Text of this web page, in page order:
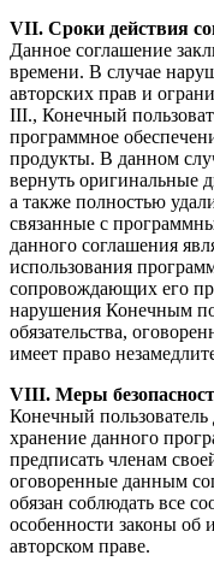
VII. Сроки действия
Данное соглашение
времени. В случае
авторских прав и
III., Конечный
программное
продукты. В данном
вернуть оригинальные
а также полностью
связанные с
данного соглашения
использования
сопровождающих его
нарушения Конечным
обязательства,
имеет право
VIII. Меры
Конечный пользователь
хранение данного
предписать членам
оговоренные данным
обязан соблюдать все
особенности законы об
авторском праве.